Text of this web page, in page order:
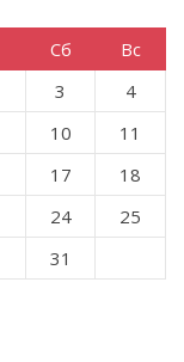
Сб
Вс
3
4
10
11
17
18
24
25
31